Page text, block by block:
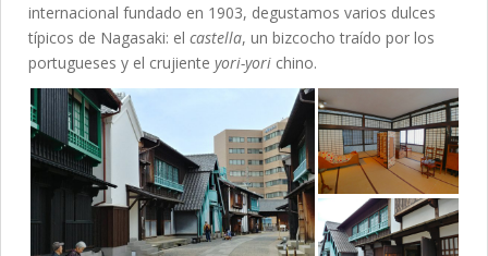
internacional fundado en 1903, degustamos varios dulces
típicos de Nagasaki: el castella, un bizcocho traído por los
portugueses y el crujiente yori-yori chino.